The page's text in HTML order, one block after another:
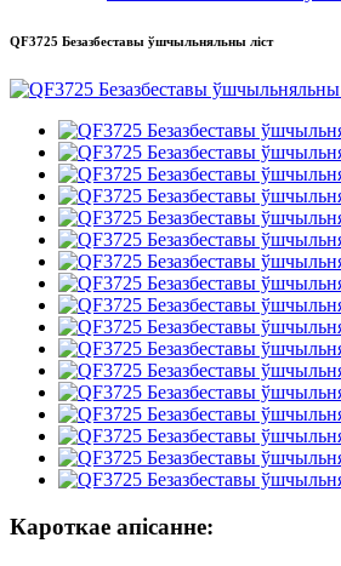
QF3725 Безазбеставы ўшчыльняльны ліст
Кароткае апісанне: